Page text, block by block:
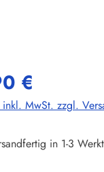
€
inkl. MwSt. zzgl.
in 1-3